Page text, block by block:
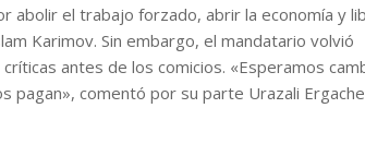
abolir el trabajo forzado, abrir la economía y
Karimov. Sin embargo, el mandatario volvió
antes de los comicios. «Esperamos
pagan», comentó por su parte Urazali